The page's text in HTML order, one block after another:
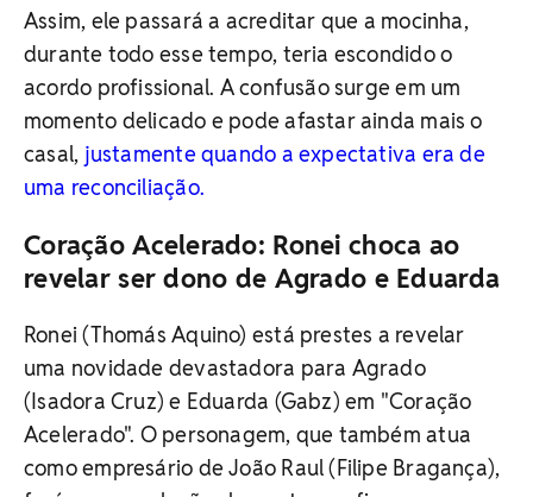
Assim, ele passará a acreditar que a mocinha,
durante todo esse tempo, teria escondido o
acordo profissional. A confusão surge em um
momento delicado e pode afastar ainda mais o
casal, justamente quando a expectativa era de
uma reconciliação.
Coração Acelerado: Ronei choca ao
revelar ser dono de Agrado e Eduarda
Ronei (Thomás Aquino) está prestes a revelar
uma novidade devastadora para Agrado
(Isadora Cruz) e Eduarda (Gabz) em "Coração
Acelerado". O personagem, que também atua
como empresário de João Raul (Filipe Bragança),